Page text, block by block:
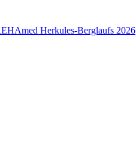
Herkules-Berglaufs 2026